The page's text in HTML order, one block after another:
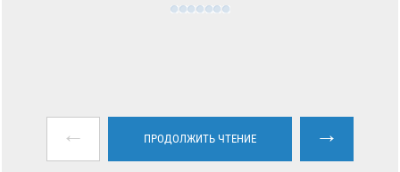
← ПРОДОЛЖИТЬ ЧТЕНИЕ →